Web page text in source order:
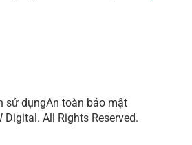
All Rights Reserved.
sử dụngAn toàn bảo mật